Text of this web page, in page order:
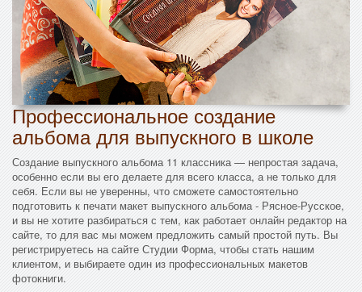
Профессиональное создание
альбома для выпускного в школе
Создание выпускного альбома 11 классника — непростая задача,
особенно если вы его делаете для всего класса, а не только для
себя. Если вы не уверенны, что сможете самостоятельно
подготовить к печати макет выпускного альбома - Рясное-Русское,
и вы не хотите разбираться с тем, как работает онлайн редактор на
сайте, то для вас мы можем предложить самый простой путь. Вы
регистрируетесь на сайте Студии Форма, чтобы стать нашим
клиентом, и выбираете один из профессиональных макетов
фотокниги.